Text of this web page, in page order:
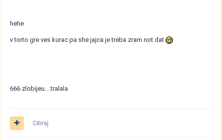
hehe
v torto gre ves kurac pa she jajca je treba zram not dat
666 zlobijeu....tralala
Citiraj